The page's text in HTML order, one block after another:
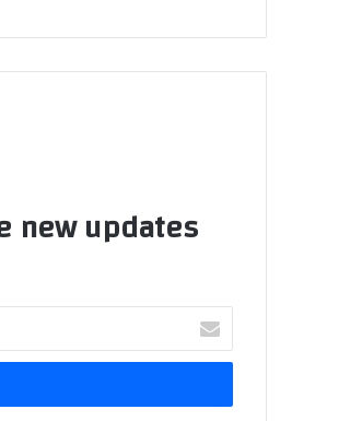
updates!
خ
ب